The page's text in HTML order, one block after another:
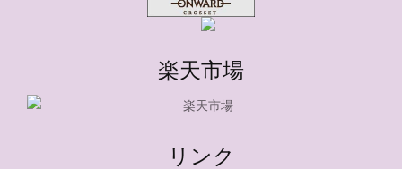
楽天市場
リンク